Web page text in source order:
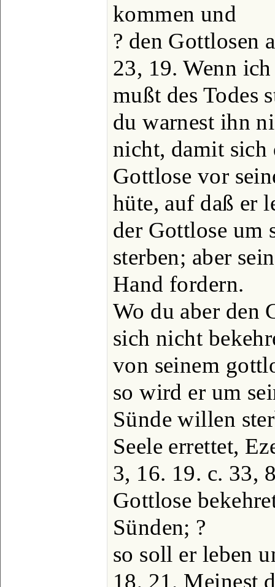
kommen und
? den Gottlosen
23, 19. Wenn
mußt des Todes
du warnest ihn
nicht, damit sich
Gottlose vor
hüte, auf daß er
der Gottlose um
sterben; aber
Hand fordern.
Wo du aber den
sich nicht
von seinem
so wird er um
Sünde willen
Seele errettet,
3, 16. 19. c. 33,
Gottlose
Sünden; ?
so soll er leben
18, 21. Meinest